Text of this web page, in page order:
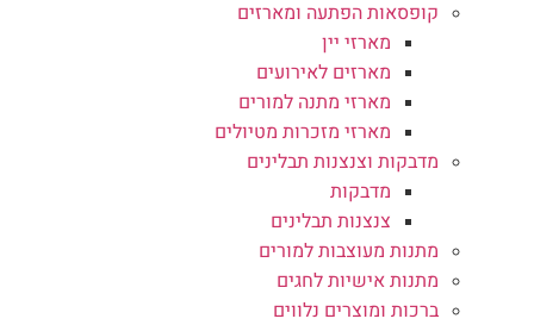
קופסאות הפתעה ומארזים
מארזי יין
מארזים לאירועים
מארזי מתנה למורים
מארזי מזכרות מטיולים
מדבקות וצנצנות תבלינים
מדבקות
צנצנות תבלינים
מתנות מעוצבות למורים
מתנות אישיות לחגים
ברכות ומוצרים נלווים